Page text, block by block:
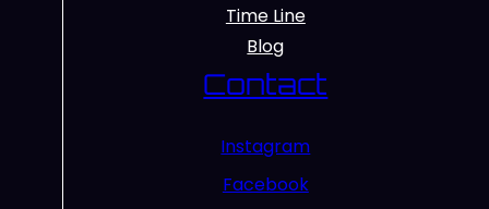
Time Line
Blog
Contact
Instagram
Facebook